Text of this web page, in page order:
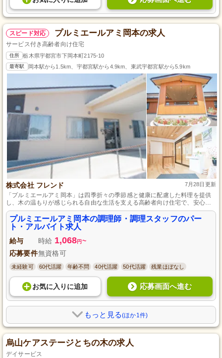
スピード対応 プルミエールアミ岡本の求人
サービス付き高齢者向け住宅
住所 栃木県宇都宮市下岡本町2175-10
最寄駅 岡本駅から1.5km、宇都宮駅から4.9km、東武宇都宮駅から5.9km
株式会社 フレンド 7月28日更新
「プルミエールアミ岡本」は四季折々の季節感と健康に配慮した料理を提供
し、木の温もりが感じられる自由な生活を支える高齢者向け住宅で、安心の
医療・介護サポートを24時間365日提供します。
プルミエールアミ岡本の調理師・調理スタッフのパー
ト・アルバイト求人
給与 時給 1,068円 ~
応募要件無資格可
未経験可 60代活躍 年齢不問 40代活躍 50代活躍 残業ほぼなし
お気に入り に追加 応募画面へ進む
もっと見る(ほか1件)
烏山ケアステージとちの木の求人
デイサービス